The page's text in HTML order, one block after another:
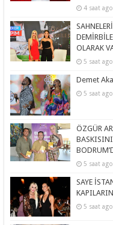
4 saat ago
OLARAK
5 saat ago
Demet
5 saat ago
ÖZGÜR
5 saat ago
SAYE
5 saat ago